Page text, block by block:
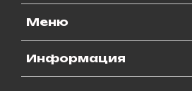
Меню
Информация